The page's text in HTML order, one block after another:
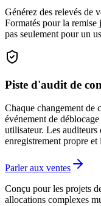
Générez des relevés de
Formatés pour la
pas seulement pour un
Piste d'audit de
Chaque changement de
événement de
utilisateur. Les
enregistrement propre et
Parler aux ventes
Conçu pour les projets
allocations complexes